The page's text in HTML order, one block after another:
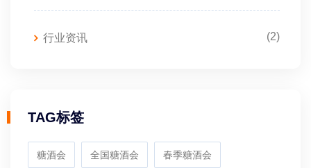
行业资讯 (2)
TAG标签
糖酒会 全国糖酒会 春季糖酒会